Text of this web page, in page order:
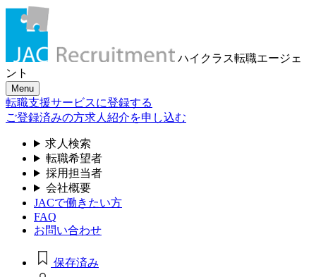
ハイクラス転職エージェ
ント
Menu
転職支援サービスに登録する
ご登録済みの方求人紹介を申し込む
求人検索
転職希望者
採用担当者
会社概要
JACで働きたい方
FAQ
お問い合わせ
保存済み